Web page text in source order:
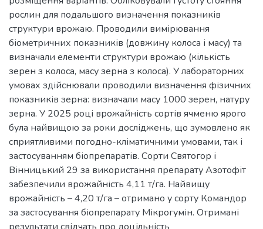
рослин для подальшого визначення показників
структури врожаю. Проводили вимірювання
біометричних показників (довжину колоса і масу) та
визначали елементи структури врожаю (кількість
зерен з колоса, масу зерна з колоса). У лабораторних
умовах здійснювали проводили визначення фізичних
показників зерна: визначали масу 1000 зерен, натуру
зерна. У 2025 році врожайність сортів ячменю ярого
була найвищою за роки досліджень, що зумовлено як
сприятливими погодно-кліматичними умовами, так і
застосуванням біопрепаратів. Сорти Святогор і
Вінницький 29 за використання препарату Азотофіт
забезпечили врожайність 4,11 т/га. Найвищу
врожайність – 4,20 т/га – отримано у сорту Командор
за застосування біопрепарату Мікрогумін. Отримані